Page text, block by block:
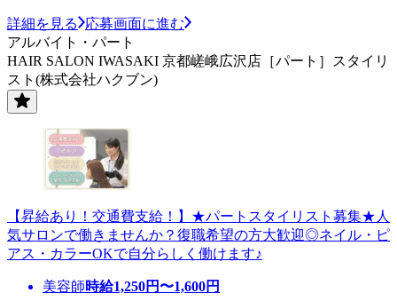
詳細を見る
応募画面に進む
アルバイト・パート
HAIR SALON IWASAKI 京都嵯峨広沢店［パート］スタイリ
スト(株式会社ハクブン)
【昇給あり！交通費支給！】★パートスタイリスト募集★人
気サロンで働きませんか？復職希望の方大歓迎◎ネイル・ピ
アス・カラーOKで自分らしく働けます♪
美容師時給1,250円〜1,600円